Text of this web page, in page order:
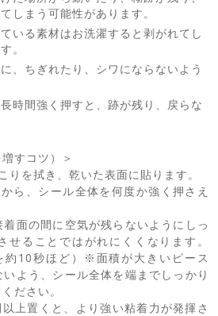
しまう可能性があります。
いる素材はお洗濯すると剥がれてし
。
、ちぎれたり、シワにならないよう
時間強く押すと、跡が残り、戻らな
すコツ）＞
りを拭き、乾いた表面に貼ります。
ら、シール全体を何度か強く押さえ
面の間に空気が残らないようにしっ
せることではがれにくくなります。
約10秒ほど）※面積が大きいピース
よう、シール全体を端までしっかり
ださい。
上置くと、より強い粘着力が発揮さ